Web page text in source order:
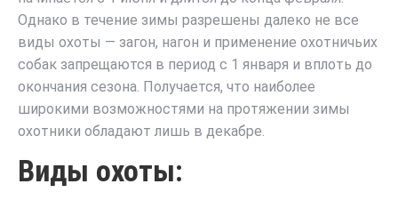
Однако в течение зимы разрешены далеко не все
виды охоты — загон, нагон и применение охотничьих
собак запрещаются в период с 1 января и вплоть до
окончания сезона. Получается, что наиболее
широкими возможностями на протяжении зимы
охотники обладают лишь в декабре.
Виды охоты: